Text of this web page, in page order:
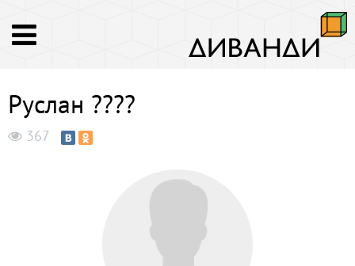
Руслан ????
367